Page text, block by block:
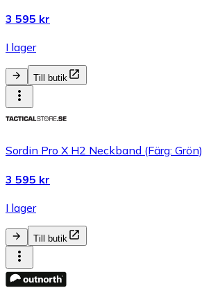
3 595 kr
I lager
Till butik
Sordin Pro X H2 Neckband (Färg: Grön)
3 595 kr
I lager
Till butik